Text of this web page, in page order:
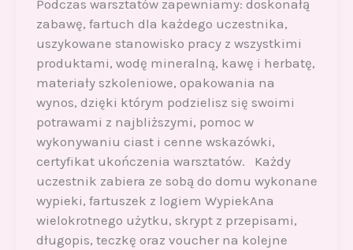
Podczas warsztatów zapewniamy: doskonałą
zabawę, fartuch dla każdego uczestnika,
uszykowane stanowisko pracy z wszystkimi
produktami, wodę mineralną, kawę i herbatę,
materiały szkoleniowe, opakowania na
wynos, dzięki którym podzielisz się swoimi
potrawami z najbliższymi, pomoc w
wykonywaniu ciast i cenne wskazówki,
certyfikat ukończenia warsztatów. Każdy
uczestnik zabiera ze sobą do domu wykonane
wypieki, fartuszek z logiem WypiekAna
wielokrotnego użytku, skrypt z przepisami,
długopis, teczkę oraz voucher na kolejne